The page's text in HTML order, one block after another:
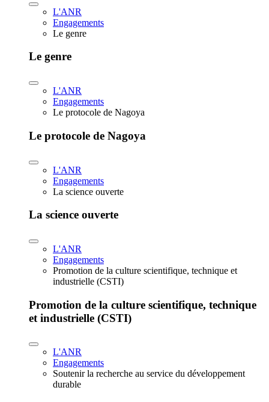
L'ANR
Engagements
Le genre
Le genre
L'ANR
Engagements
Le protocole de Nagoya
Le protocole de Nagoya
L'ANR
Engagements
La science ouverte
La science ouverte
L'ANR
Engagements
Promotion de la culture scientifique, technique et
industrielle (CSTI)
Promotion de la culture scientifique, technique
et industrielle (CSTI)
L'ANR
Engagements
Soutenir la recherche au service du développement
durable